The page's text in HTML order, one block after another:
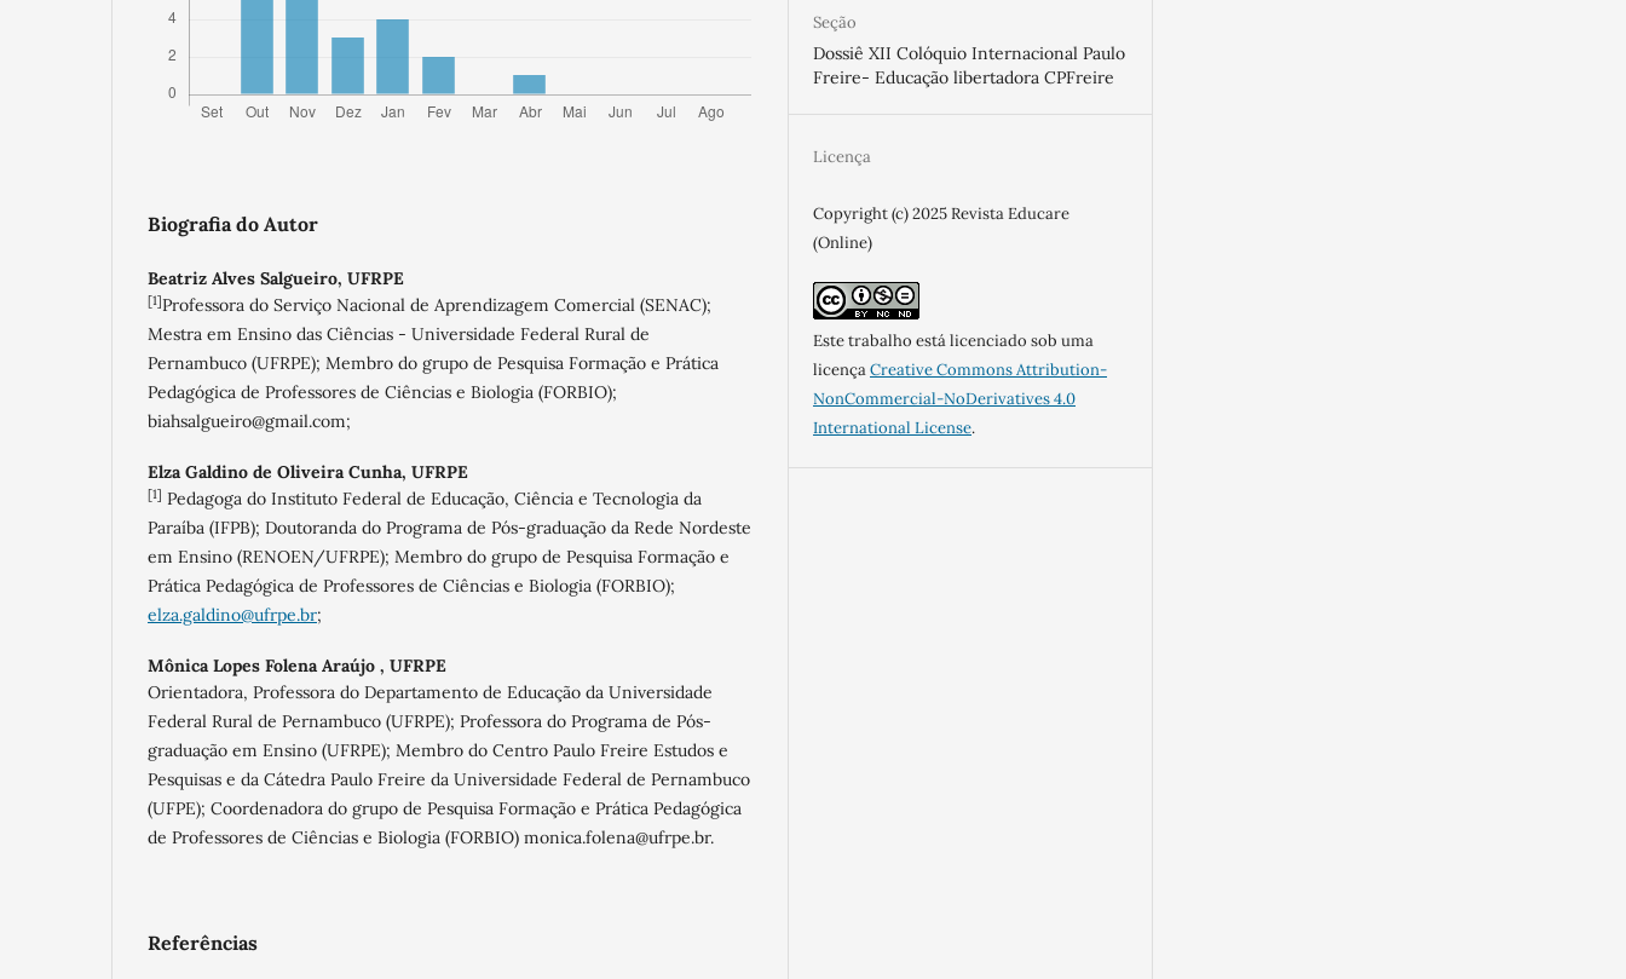
Biografia do Autor
Beatriz Alves Salgueiro, UFRPE
[1]Professora do Serviço Nacional de Aprendizagem Comercial (SENAC);
Mestra em Ensino das Ciências - Universidade Federal Rural de
Pernambuco (UFRPE); Membro do grupo de Pesquisa Formação e Prática
Pedagógica de Professores de Ciências e Biologia (FORBIO);
biahsalgueiro@gmail.com;
Elza Galdino de Oliveira Cunha, UFRPE
[1] Pedagoga do Instituto Federal de Educação, Ciência e Tecnologia da
Paraíba (IFPB); Doutoranda do Programa de Pós-graduação da Rede Nordeste
em Ensino (RENOEN/UFRPE); Membro do grupo de Pesquisa Formação e
Prática Pedagógica de Professores de Ciências e Biologia (FORBIO);
elza.galdino@ufrpe.br;
Mônica Lopes Folena Araújo , UFRPE
Orientadora, Professora do Departamento de Educação da Universidade
Federal Rural de Pernambuco (UFRPE); Professora do Programa de Pós-
graduação em Ensino (UFRPE); Membro do Centro Paulo Freire Estudos e
Pesquisas e da Cátedra Paulo Freire da Universidade Federal de Pernambuco
(UFPE); Coordenadora do grupo de Pesquisa Formação e Prática Pedagógica
de Professores de Ciências e Biologia (FORBIO) monica.folena@ufrpe.br.
Referências
Seção
Dossiê XII Colóquio Internacional Paulo
Freire- Educação libertadora CPFreire
Licença
Copyright (c) 2025 Revista Educare
(Online)
Este trabalho está licenciado sob uma
licençaCreative Commons Attribution-
NonCommercial-NoDerivatives 4.0
International License.